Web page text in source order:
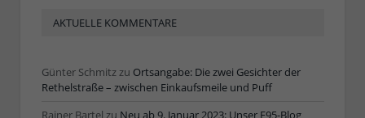
AKTUELLE KOMMENTARE
Günter Schmitzzu Ortsangabe: Die zwei Gesichter der
Rethelstraße – zwischen Einkaufsmeile und Puff
Rainer Bartel zu Neu ab 9. Januar 2023: Unser F95-Blog